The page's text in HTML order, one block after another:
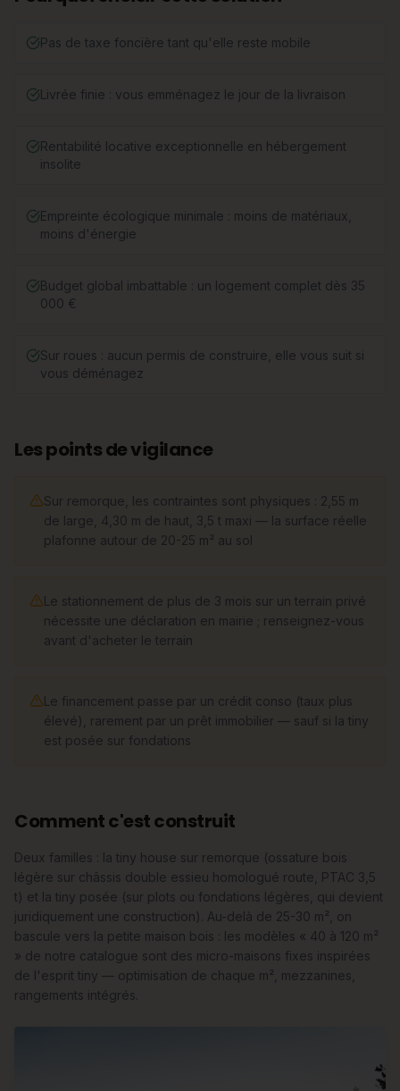
Pas de taxe foncière tant qu'elle reste mobile
Livrée finie : vous emménagez le jour de la livraison
Rentabilité locative exceptionnelle en hébergement
insolite
Empreinte écologique minimale : moins de matériaux,
moins d'énergie
Budget global imbattable : un logement complet dès 35
000 €
Sur roues : aucun permis de construire, elle vous suit si
vous déménagez
Les points de vigilance
Sur remorque, les contraintes sont physiques : 2,55 m
de large, 4,30 m de haut, 3,5 t maxi — la surface réelle
plafonne autour de 20-25 m² au sol
Le stationnement de plus de 3 mois sur un terrain privé
nécessite une déclaration en mairie ; renseignez-vous
avant d'acheter le terrain
Le financement passe par un crédit conso (taux plus
élevé), rarement par un prêt immobilier — sauf si la tiny
est posée sur fondations
Comment c'est construit
Deux familles : la tiny house sur remorque (ossature bois
légère sur châssis double essieu homologué route, PTAC 3,5
t) et la tiny posée (sur plots ou fondations légères, qui devient
juridiquement une construction). Au-delà de 25-30 m², on
bascule vers la petite maison bois : les modèles « 40 à 120 m²
» de notre catalogue sont des micro-maisons fixes inspirées
de l'esprit tiny — optimisation de chaque m², mezzanines,
rangements intégrés.